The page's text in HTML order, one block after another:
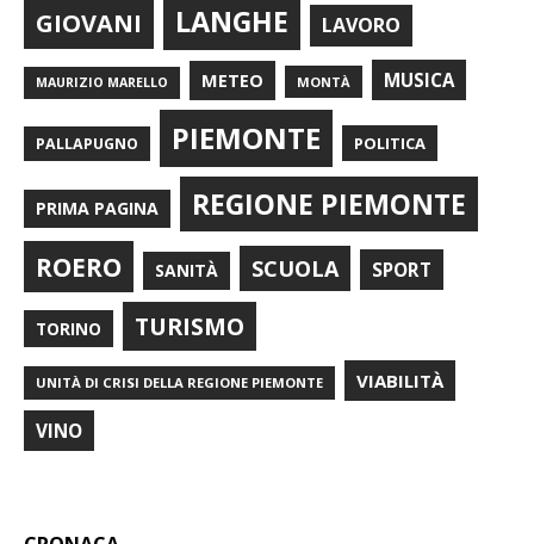
GIOVANI LANGHE LAVORO
MAURIZIO MARELLO METEO MONTÀ MUSICA
PALLAPUGNO PIEMONTE POLITICA
PRIMA PAGINA REGIONE PIEMONTE
ROERO SANITÀ SCUOLA SPORT
TORINO TURISMO
UNITÀ DI CRISI DELLA REGIONE PIEMONTE VIABILITÀ
VINO